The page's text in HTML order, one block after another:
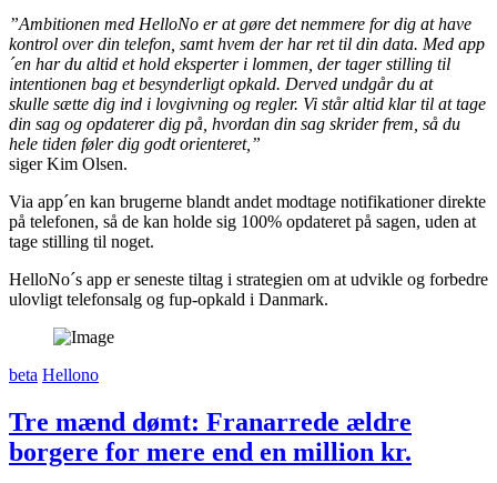
”Ambitionen med HelloNo er at gøre det nemmere for dig at have
kontrol over din telefon, samt hvem der har ret til din data. Med app
´en har du altid et hold eksperter i lommen, der tager stilling til
intentionen bag et besynderligt opkald. Derved undgår du at
skulle sætte dig ind i lovgivning og regler. Vi står altid klar til at tage
din sag og opdaterer dig på, hvordan din sag skrider frem, så du
hele tiden føler dig godt orienteret,”
siger Kim Olsen.
Via app´en kan brugerne blandt andet modtage notifikationer direkte
på telefonen, så de kan holde sig 100% opdateret på sagen, uden at
tage stilling til noget.
HelloNo´s app er seneste tiltag i strategien om at udvikle og forbedre
ulovligt telefonsalg og fup-opkald i Danmark.
beta Hellono
Tre mænd dømt: Franarrede ældre
borgere for mere end en million kr.